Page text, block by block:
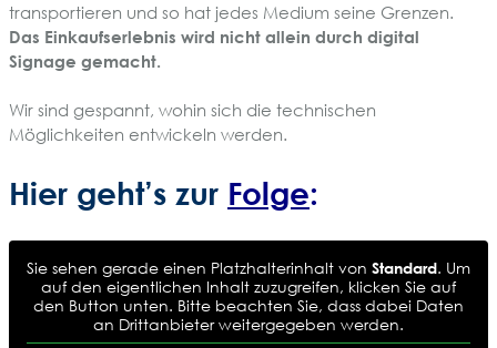
transportieren und so hat jedes Medium seine Grenzen.
Das Einkaufserlebnis wird nicht allein durch digital
Signage gemacht.
Wir sind gespannt, wohin sich die technischen
Möglichkeiten entwickeln werden.
Hier geht’s zur Folge:
Sie sehen gerade einen Platzhalterinhalt von Standard. Um
auf den eigentlichen Inhalt zuzugreifen, klicken Sie auf
den Button unten. Bitte beachten Sie, dass dabei Daten
an Drittanbieter weitergegeben werden.